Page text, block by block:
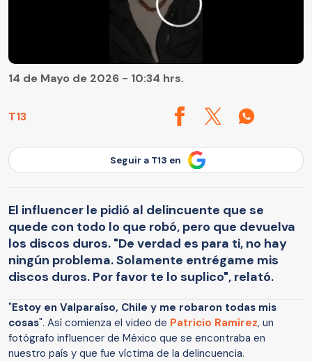
T13
14 de Mayo de 2026 - 10:34 hrs.
Seguir a T13 en
El influencer le pidió al delincuente que se
quede con todo lo que robó, pero que devuelva
los discos duros. "De verdad es para ti, no hay
ningún problema. Solamente entrégame mis
discos duros. Por favor te lo suplico", relató.
"Estoy en Valparaíso, Chile y me robaron todas mis
cosas". Así comienza el video de Patricio Ramírez, un
fotógrafo influencer de México que se encontraba en
nuestro país y que fue víctima de la delincuencia.